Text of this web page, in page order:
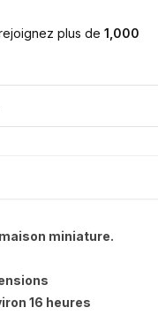
plus de 1,000
miniature.
16 heures